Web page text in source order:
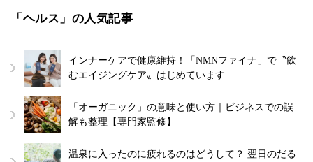
「ヘルス」の人気記事
インナーケアで健康維持！「NMNファイナ」で〝飲
むエイジングケア〟はじめています
「オーガニック」の意味と使い方｜ビジネスでの誤
解も整理【専門家監修】
温泉に入ったのに疲れるのはどうして？ 翌日のだる